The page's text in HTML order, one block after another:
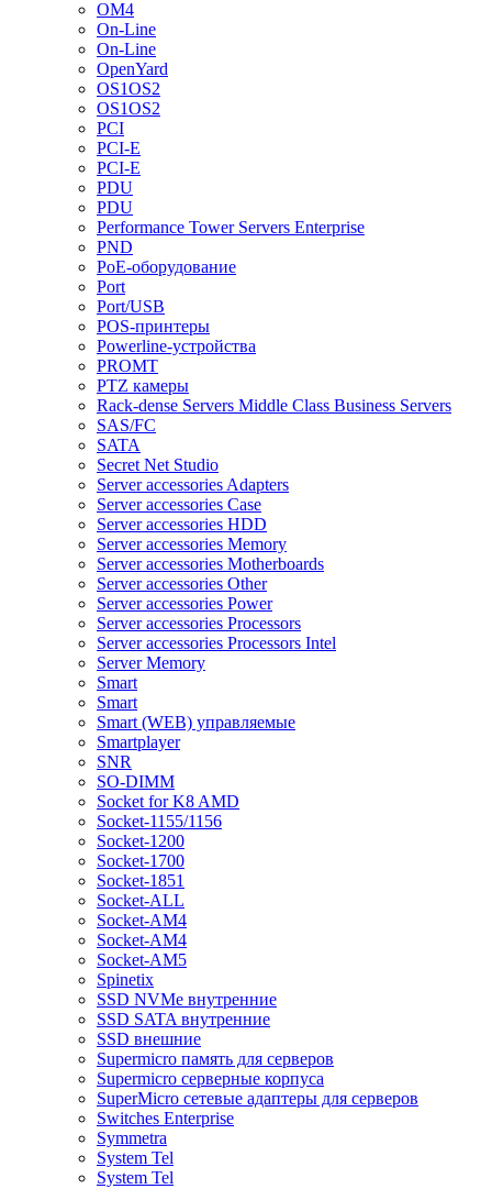
OM4
On-Line
On-Line
OpenYard
OS1OS2
OS1OS2
PCI
PCI-E
PCI-E
PDU
PDU
Performance Tower Servers Enterprise
PND
PoE-оборудование
Port
Port/USB
POS-принтеры
Powerline-устройства
PROMT
PTZ камеры
Rack-dense Servers Middle Class Business Servers
SAS/FC
SATA
Secret Net Studio
Server accessories Adapters
Server accessories Case
Server accessories HDD
Server accessories Memory
Server accessories Motherboards
Server accessories Other
Server accessories Power
Server accessories Processors
Server accessories Processors Intel
Server Memory
Smart
Smart
Smart (WEB) управляемые
Smartplayer
SNR
SO-DIMM
Socket for K8 AMD
Socket-1155/1156
Socket-1200
Socket-1700
Socket-1851
Socket-ALL
Socket-AM4
Socket-AM4
Socket-AM5
Spinetix
SSD NVMe внутренние
SSD SATA внутренние
SSD внешние
Supermicro память для серверов
Supermicro серверные корпуса
SuperMicro сетевые адаптеры для серверов
Switches Enterprise
Symmetra
System Tel
System Tel